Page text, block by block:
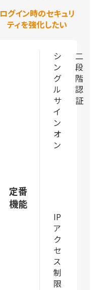
ログイン時のセキュリ
ティを強化したい
定番
機能
シ
ン
グ
ル
サ
イ
ン
オ
ン
二
段
階
認
証
IP
ア
ク
セ
ス
制
限